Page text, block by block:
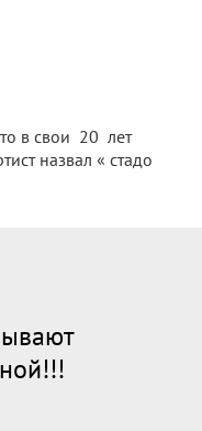
в свои 20 лет
назвал « стадо